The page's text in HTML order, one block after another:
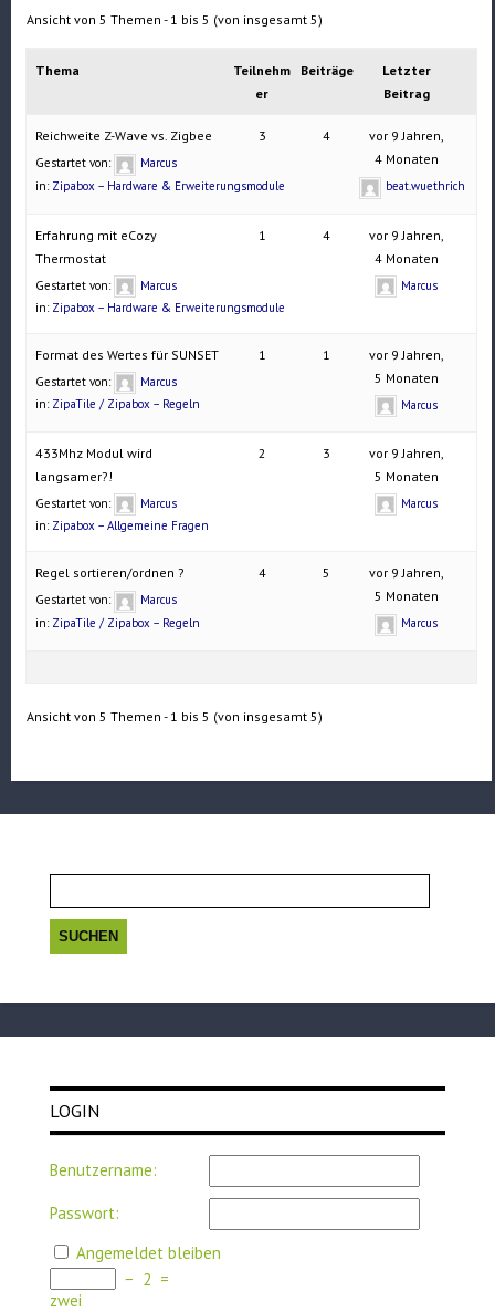
Ansicht von 5 Themen - 1 bis 5 (von insgesamt 5)
Thema
Teilnehm
er
Beiträge
Letzter
Beitrag
Reichweite Z-Wave vs. Zigbee
Gestartet von:
Marcus
in: Zipabox – Hardware & Erweiterungsmodule
3 4
vor 9 Jahren,
4 Monaten
beat.wuethrich
Erfahrung mit eCozy
Thermostat
Gestartet von:
Marcus
in: Zipabox – Hardware & Erweiterungsmodule
1 4
vor 9 Jahren,
4 Monaten
Marcus
Format des Wertes für SUNSET
Gestartet von:
Marcus
in: ZipaTile / Zipabox – Regeln
1 1
vor 9 Jahren,
5 Monaten
Marcus
433Mhz Modul wird
langsamer?!
Gestartet von:
Marcus
in: Zipabox – Allgemeine Fragen
2 3
vor 9 Jahren,
5 Monaten
Marcus
Regel sortieren/ordnen ?
Gestartet von:
Marcus
in: ZipaTile / Zipabox – Regeln
4 5
vor 9 Jahren,
5 Monaten
Marcus
Ansicht von 5 Themen - 1 bis 5 (von insgesamt 5)
LOGIN
Benutzername:
Passwort:
Angemeldet bleiben
− 2 =
zwei